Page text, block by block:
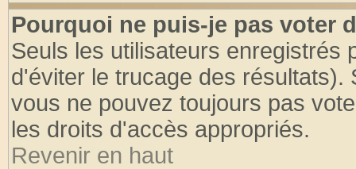
Pourquoi ne puis-je pas voter
Seuls les utilisateurs enregistrés
d'éviter le trucage des
vous ne pouvez toujours pas
les droits d'accès appropriés.
Revenir en haut